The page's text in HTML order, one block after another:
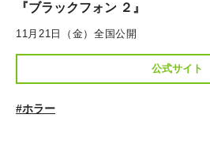
『ブラックフォン ２』
11月21日（金）全国公開
公式サイト
#ホラー